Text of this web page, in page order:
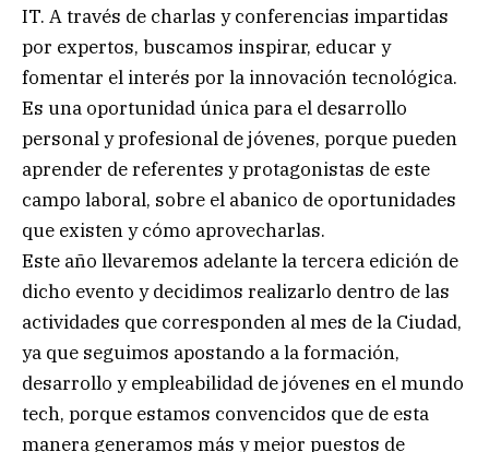
IT. A través de charlas y conferencias impartidas
por expertos, buscamos inspirar, educar y
fomentar el interés por la innovación tecnológica.
Es una oportunidad única para el desarrollo
personal y profesional de jóvenes, porque pueden
aprender de referentes y protagonistas de este
campo laboral, sobre el abanico de oportunidades
que existen y cómo aprovecharlas.
Este año llevaremos adelante la tercera edición de
dicho evento y decidimos realizarlo dentro de las
actividades que corresponden al mes de la Ciudad,
ya que seguimos apostando a la formación,
desarrollo y empleabilidad de jóvenes en el mundo
tech, porque estamos convencidos que de esta
manera generamos más y mejor puestos de